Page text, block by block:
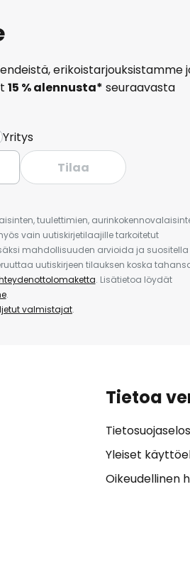
erikoistarjouksistamme
15 % alennusta* seuraavasta
Yritys
Tilaa
tuulettimien,
vain uutiskirjetilaajille tarkoitetut
mahdollisuuden arvioida ja suositella
uutiskirjeen tilauksen koska
. Lisätietoa löydät
.
valmistajat.
Tietoa
Yleiset
Oikeudellinen